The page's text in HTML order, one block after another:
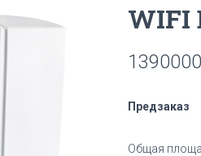
1390000
Предзаказ
Общая